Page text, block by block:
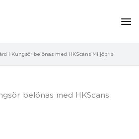
i Kungsör belönas med HKScans Miljöpris
belönas med HKScans